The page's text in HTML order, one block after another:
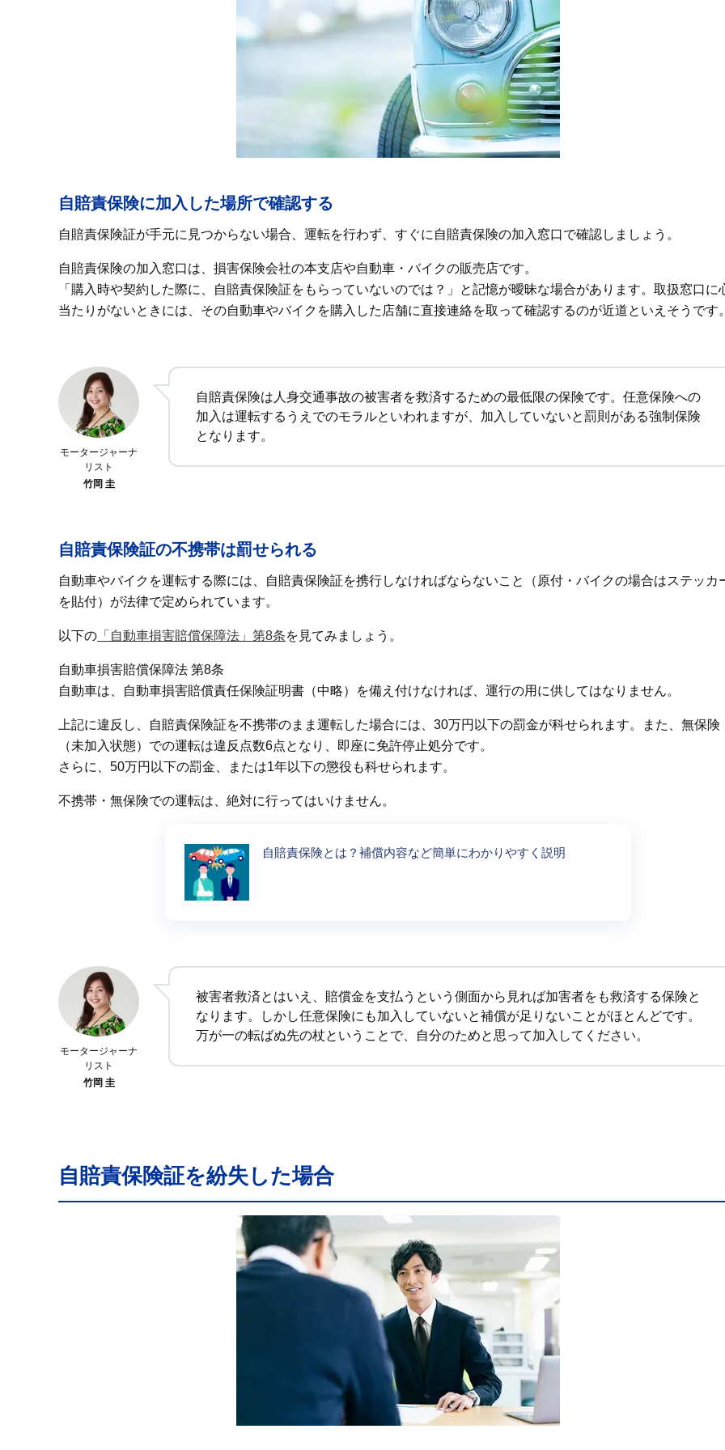
自賠責保険に加入した場所で確認する
自賠責保険証が手元に見つからない場合、運転を行わず、すぐに自賠責保険の加入窓口で確認しましょう。
自賠責保険の加入窓口は、損害保険会社の本支店や自動車・バイクの販売店です。
「購入時や契約した際に、自賠責保険証をもらっていないのでは？」と記憶が曖昧な場合があります。取扱窓口に
当たりがないときには、その自動車やバイクを購入した店舗に直接連絡を取って確認するのが近道といえそうです
モータージャーナ
リスト
竹岡 圭
自賠責保険は人身交通事故の被害者を救済するための最低限の保険です。任意保険への
加入は運転するうえでのモラルといわれますが、加入していないと罰則がある強制保険
となります。
自賠責保険証の不携帯は罰せられる
自動車やバイクを運転する際には、自賠責保険証を携行しなければならないこと（原付・バイクの場合はステッカ
を貼付）が法律で定められています。
以下の 「自動車損害賠償保障法」第8条を見てみましょう。
自動車損害賠償保障法 第8条
自動車は、自動車損害賠償責任保険証明書（中略）を備え付けなければ、運行の用に供してはなりません。
上記に違反し、自賠責保険証を不携帯のまま運転した場合には、30万円以下の罰金が科せられます。また、無保険
（未加入状態）での運転は違反点数6点となり、即座に免許停止処分です。
さらに、50万円以下の罰金、または1年以下の懲役も科せられます。
不携帯・無保険での運転は、絶対に行ってはいけません。
自賠責保険とは？補償内容など簡単にわかりやすく説明
モータージャーナ
リスト
竹岡 圭
被害者救済とはいえ、賠償金を支払うという側面から見れば加害者をも救済する保険と
なります。しかし任意保険にも加入していないと補償が足りないことがほとんどです。
万が一の転ばぬ先の杖ということで、自分のためと思って加入してください。
自賠責保険証を紛失した場合